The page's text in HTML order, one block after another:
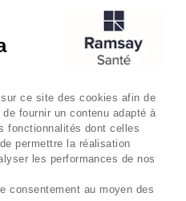
7 …
ce site des cookies afin de
fournir un contenu adapté à
fonctionnalités dont celles
permettre la réalisation
les performances de nos
consentement au moyen des